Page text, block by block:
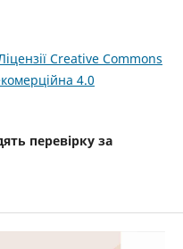
Creative Commons
4.0
перевірку за